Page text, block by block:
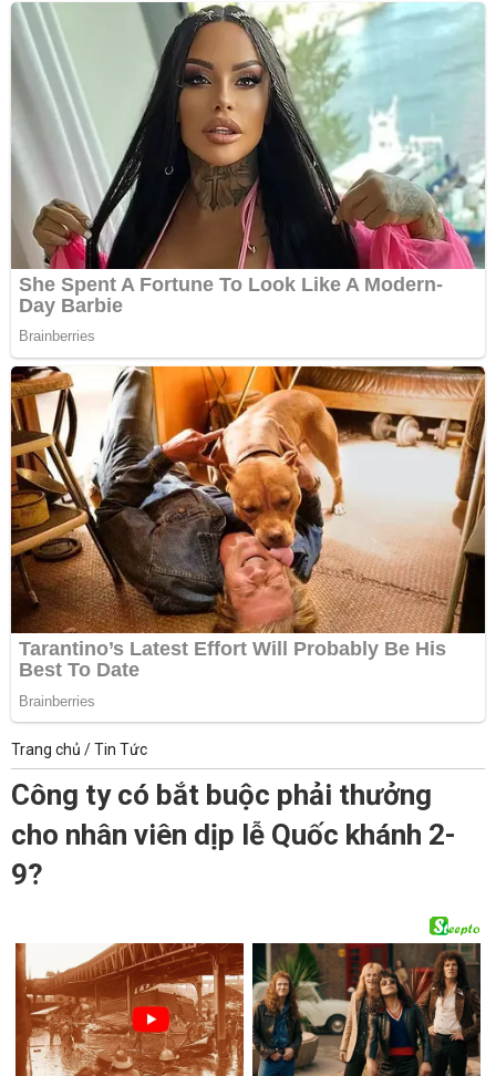
Trang chủ /Tin Tức
Công ty có bắt buộc phải thưởng
cho nhân viên dịp lễ Quốc khánh 2-
9?